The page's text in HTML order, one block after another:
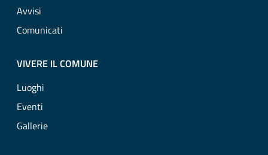
Avvisi
Comunicati
VIVERE IL COMUNE
Luoghi
Eventi
Gallerie